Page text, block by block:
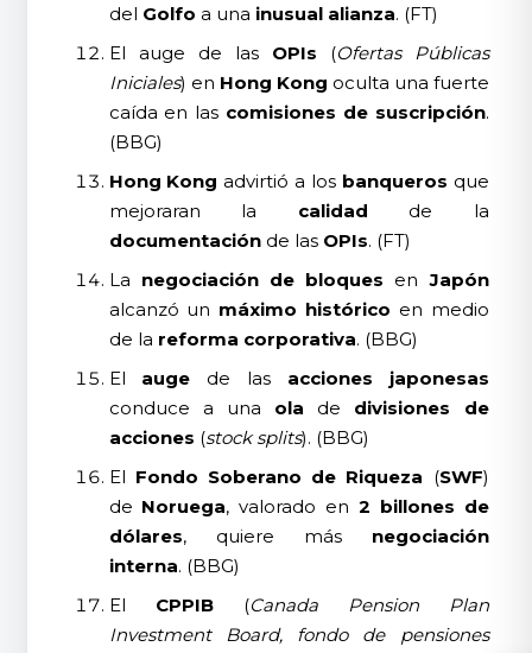
del Golfo a una inusual alianza. (FT)
El auge de las OPIs (Ofertas Públicas
Iniciales) en Hong Kong oculta una fuerte
caída en las comisiones de suscripción.
(BBG)
Hong Kong advirtió a los banqueros que
mejoraran la calidad de la
documentaciónde las OPIs. (FT)
La negociación de bloques enJapón
alcanzó un máximo histórico en medio
de la reforma corporativa. (BBG)
El auge de las acciones japonesas
conduce a una ola de divisiones de
acciones (stock splits). (BBG)
El Fondo Soberano de Riqueza (SWF)
de Noruega, valorado en 2 billones de
dólares, quiere más negociación
interna. (BBG)
El CPPIB(Canada Pension Plan
Investment Board, fondo de pensiones